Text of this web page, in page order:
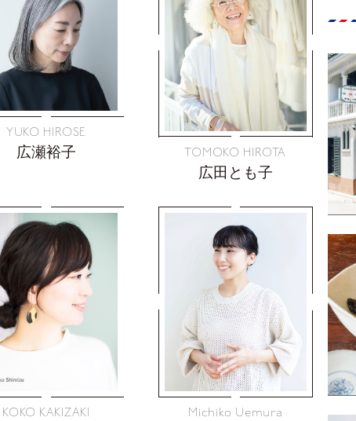
YUKO HIROSE
広瀬裕子 TOMOKO HIROTA
広田とも子
KOKO KAKIZAKI Michiko Uemura